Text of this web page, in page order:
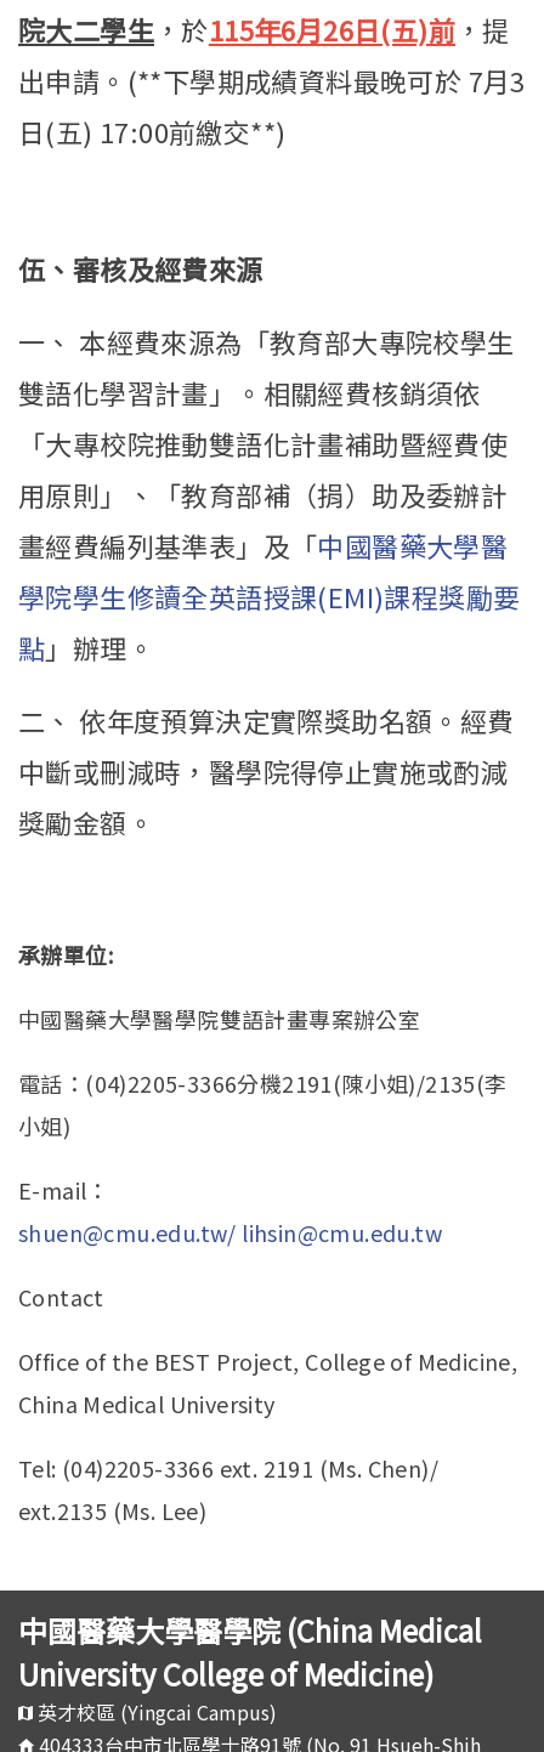
院大二學生 ，於115年6月26日(五)前 ，提
出申請。(**下學期成績資料最晚可於 7月3
日(五) 17:00前繳交**)
伍、審核及經費來源
一、 本經費來源為「教育部大專院校學生
雙語化學習計畫」。相關經費核銷須依
「大專校院推動雙語化計畫補助暨經費使
用原則」、「教育部補（捐）助及委辦計
畫經費編列基準表」及「中國醫藥大學醫
學院學生修讀全英語授課(EMI)課程獎勵要
點」辦理。
二、 依年度預算決定實際獎助名額。經費
中斷或刪減時，醫學院得停止實施或酌減
獎勵金額。
承辦單位:
中國醫藥大學醫學院雙語計畫專案辦公室
電話：(04)2205-3366分機2191(陳小姐)/2135(李
小姐)
E-mail：
shuen@cmu.edu.tw/ lihsin@cmu.edu.tw
Contact
Office of the BEST Project, College of Medicine,
China Medical University
Tel: (04)2205-3366 ext. 2191 (Ms. Chen)/
ext.2135 (Ms. Lee)
中國醫藥大學醫學院 (China Medical
University College of Medicine)
英才校區 (Yingcai Campus)
404333台中市北區學士路91號 (No. 91 Hsueh-Shih